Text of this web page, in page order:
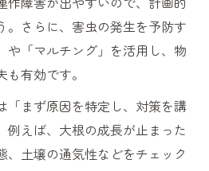
。さらに、害虫の発生を予防す
や「マルチング」を活用し、物
有効です。
「まず原因を特定し、対策を講
例えば、大根の成長が止まった
、土壌の通気性などをチェック